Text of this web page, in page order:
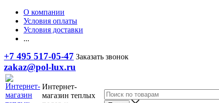
О компании
Условия оплаты
Условия доставки
...
+7 495 517-05-47 Заказать звонок
zakaz@pol-lux.ru
Интернет-
магазин теплых